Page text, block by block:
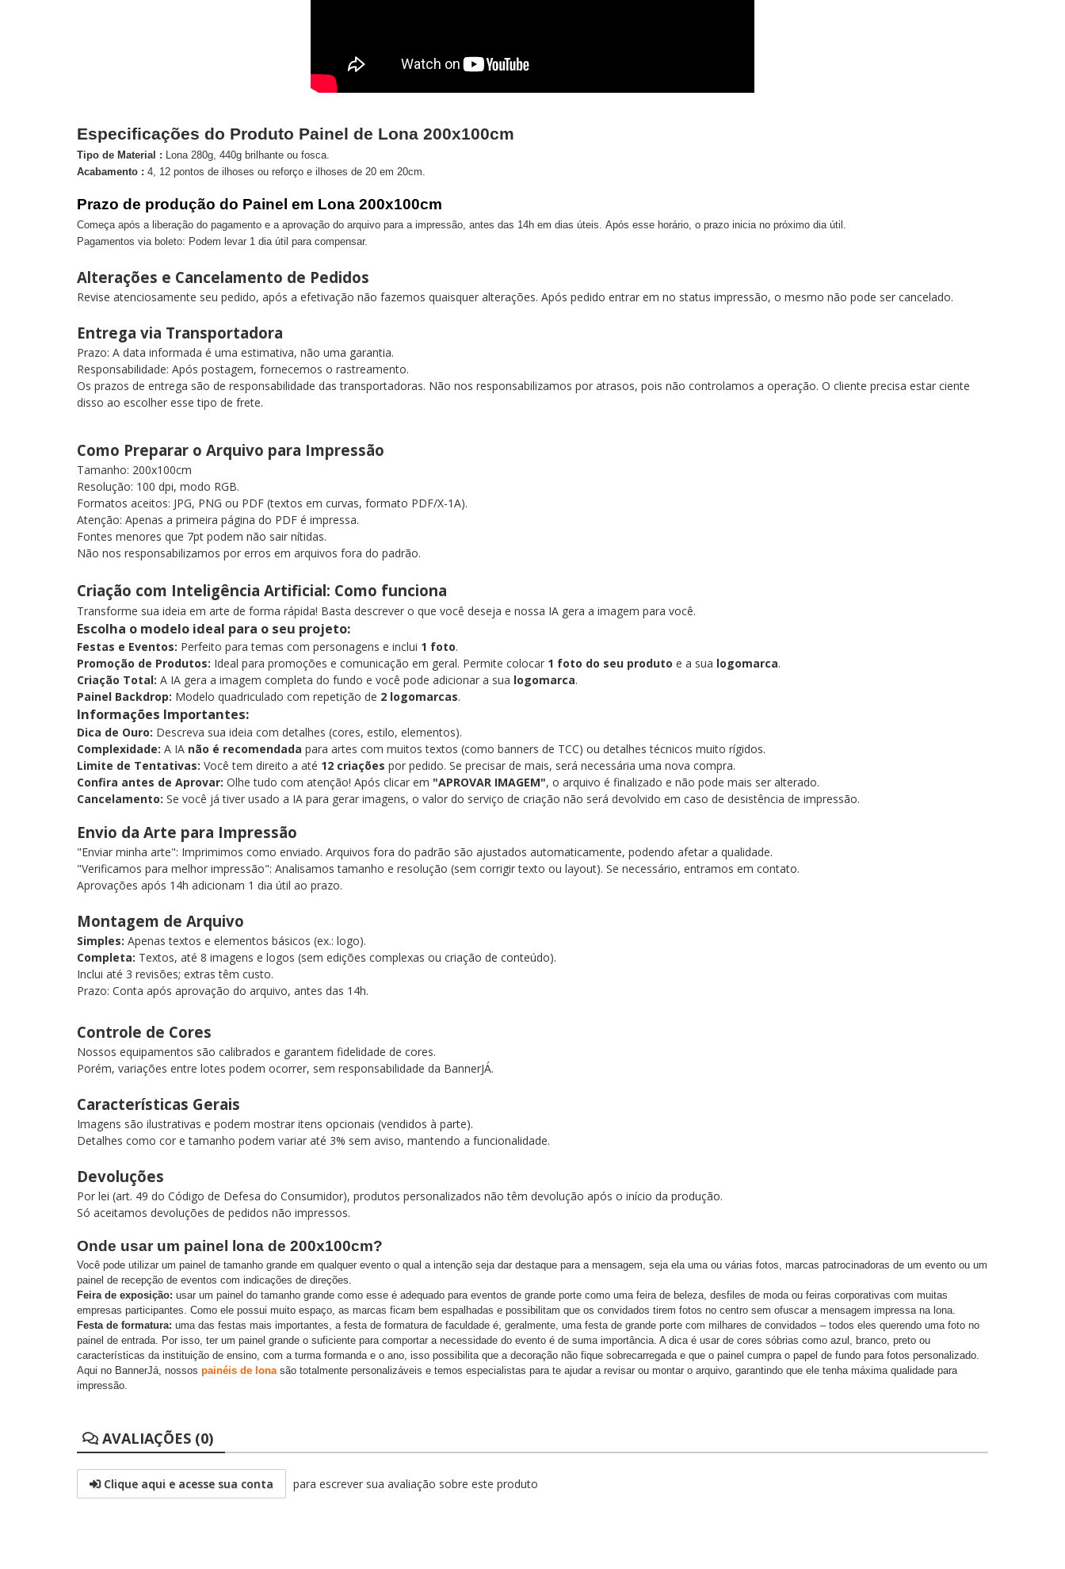
Especificações do Produto Painel de Lona 200x100cm
Tipo de Material : Lona 280g, 440g brilhante ou fosca.
Acabamento : 4, 12 pontos de ilhoses ou reforço e ilhoses de 20 em 20cm.
Prazo de produção do Painel em Lona 200x100cm
Começa após a liberação do pagamento e a aprovação do arquivo para a impressão, antes das 14h em dias úteis. Após esse horário, o prazo inicia no próximo dia útil.
Pagamentos via boleto: Podem levar 1 dia útil para compensar.
Alterações e Cancelamento de Pedidos
Revise atenciosamente seu pedido, após a efetivação não fazemos quaisquer alterações. Após pedido entrar em no status impressão, o mesmo não pode ser cancelado.
Entrega via Transportadora
Prazo: A data informada é uma estimativa, não uma garantia.
Responsabilidade: Após postagem, fornecemos o rastreamento.
Os prazos de entrega são de responsabilidade das transportadoras. Não nos responsabilizamos por atrasos, pois não controlamos a operação. O cliente precisa estar ciente
disso ao escolher esse tipo de frete.
Como Preparar o Arquivo para Impressão
Tamanho: 200x100cm
Resolução: 100 dpi, modo RGB.
Formatos aceitos: JPG, PNG ou PDF (textos em curvas, formato PDF/X-1A).
Atenção: Apenas a primeira página do PDF é impressa.
Fontes menores que 7pt podem não sair nítidas.
Não nos responsabilizamos por erros em arquivos fora do padrão.
Criação com Inteligência Artificial: Como funciona
Transforme sua ideia em arte de forma rápida! Basta descrever o que você deseja e nossa IA gera a imagem para você.
Escolha o modelo ideal para o seu projeto:
Festas e Eventos: Perfeito para temas com personagens e inclui 1 foto.
Promoção de Produtos: Ideal para promoções e comunicação em geral. Permite colocar 1 foto do seu produto e a sua logomarca.
Criação Total: A IA gera a imagem completa do fundo e você pode adicionar a sua logomarca.
Painel Backdrop: Modelo quadriculado com repetição de 2 logomarcas.
Informações Importantes:
Dica de Ouro: Descreva sua ideia com detalhes (cores, estilo, elementos).
Complexidade: A IA não é recomendada para artes com muitos textos (como banners de TCC) ou detalhes técnicos muito rígidos.
Limite de Tentativas: Você tem direito a até 12 criações por pedido. Se precisar de mais, será necessária uma nova compra.
Confira antes de Aprovar: Olhe tudo com atenção! Após clicar em "APROVAR IMAGEM", o arquivo é finalizado e não pode mais ser alterado.
Cancelamento: Se você já tiver usado a IA para gerar imagens, o valor do serviço de criação não será devolvido em caso de desistência de impressão.
Envio da Arte para Impressão
"Enviar minha arte": Imprimimos como enviado. Arquivos fora do padrão são ajustados automaticamente, podendo afetar a qualidade.
"Verificamos para melhor impressão": Analisamos tamanho e resolução (sem corrigir texto ou layout). Se necessário, entramos em contato.
Aprovações após 14h adicionam 1 dia útil ao prazo.
Montagem de Arquivo
Simples: Apenas textos e elementos básicos (ex.: logo).
Completa: Textos, até 8 imagens e logos (sem edições complexas ou criação de conteúdo).
Inclui até 3 revisões; extras têm custo.
Prazo: Conta após aprovação do arquivo, antes das 14h.
Controle de Cores
Nossos equipamentos são calibrados e garantem fidelidade de cores.
Porém, variações entre lotes podem ocorrer, sem responsabilidade da BannerJÁ.
Características Gerais
Imagens são ilustrativas e podem mostrar itens opcionais (vendidos à parte).
Detalhes como cor e tamanho podem variar até 3% sem aviso, mantendo a funcionalidade.
Devoluções
Por lei (art. 49 do Código de Defesa do Consumidor), produtos personalizados não têm devolução após o início da produção.
Só aceitamos devoluções de pedidos não impressos.
Onde usar um painel lona de 200x100cm?
Você pode utilizar um painel de tamanho grande em qualquer evento o qual a intenção seja dar destaque para a mensagem, seja ela uma ou várias fotos, marcas patrocinadoras de um evento ou um
painel de recepção de eventos com indicações de direções.
Feira de exposição: usar um painel do tamanho grande como esse é adequado para eventos de grande porte como uma feira de beleza, desfiles de moda ou feiras corporativas com muitas
empresas participantes. Como ele possui muito espaço, as marcas ficam bem espalhadas e possibilitam que os convidados tirem fotos no centro sem ofuscar a mensagem impressa na lona.
Festa de formatura: uma das festas mais importantes, a festa de formatura de faculdade é, geralmente, uma festa de grande porte com milhares de convidados – todos eles querendo uma foto no
painel de entrada. Por isso, ter um painel grande o suficiente para comportar a necessidade do evento é de suma importância. A dica é usar de cores sóbrias como azul, branco, preto ou
características da instituição de ensino, com a turma formanda e o ano, isso possibilita que a decoração não fique sobrecarregada e que o painel cumpra o papel de fundo para fotos personalizado.
Aqui no BannerJá, nossos painéis de lonasão totalmente personalizáveis e temos especialistas para te ajudar a revisar ou montar o arquivo, garantindo que ele tenha máxima qualidade para
impressão.
AVALIAÇÕES (0)
Clique aqui e acesse sua conta para escrever sua avaliação sobre este produto